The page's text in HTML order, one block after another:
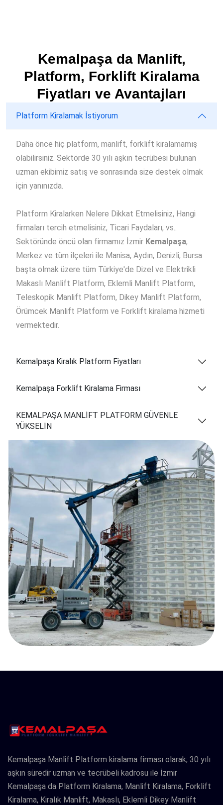
Kemalpaşa da Manlift,
Platform, Forklift Kiralama
Fiyatları ve Avantajları
Platform Kiralamak İstiyorum
Daha önce hiç platform, manlift, forklift kiralamamış
olabilirsiniz. Sektörde 30 yılı aşkın tecrübesi bulunan
uzman ekibimiz satış ve sonrasında size destek olmak
için yanınızda.
Platform Kiralarken Nelere Dikkat Etmelisiniz, Hangi
firmaları tercih etmelisiniz, Ticari Faydaları, vs..
Sektöründe öncü olan firmamız İzmir Kemalpaşa,
Merkez ve tüm ilçeleri ile Manisa, Aydın, Denizli, Bursa
başta olmak üzere tüm Türkiye'de Dizel ve Elektrikli
Makaslı Manlift Platform, Eklemli Manlift Platform,
Teleskopik Manlift Platform, Dikey Manlift Platform,
Örümcek Manlift Platform ve Forklift kiralama hizmeti
vermektedir.
Kemalpaşa Kiralık Platform Fiyatları
Kemalpaşa Forklift Kiralama Firması
KEMALPAŞA MANLİFT PLATFORM GÜVENLE
YÜKSELİN
Kemalpaşa Manlift Platform kiralama firması olarak; 30 yılı
aşkın süredir uzman ve tecrübeli kadrosu ile İzmir
Kemalpaşa da Platform Kiralama, Manlift Kiralama, Forklift
Kiralama, Kiralık Manlift, Makaslı, Eklemli Dikey Manlift